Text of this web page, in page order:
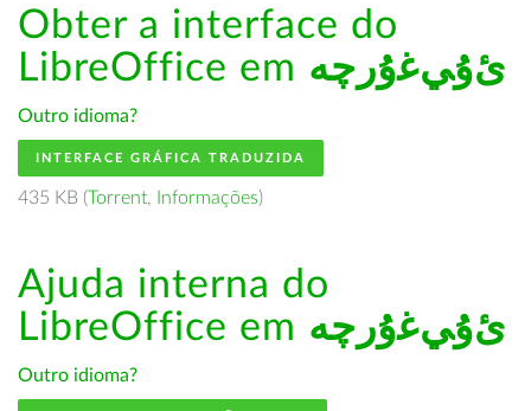
Obter a interface do
LibreOffice em ﺉۇﻲﻏۇﺭچە
Outro idioma?
INTERFACE GRÁFICA TRADUZIDA
435 KB (Torrent, Informações)
Ajuda interna do
LibreOffice em ﺉۇﻲﻏۇﺭچە
Outro idioma?